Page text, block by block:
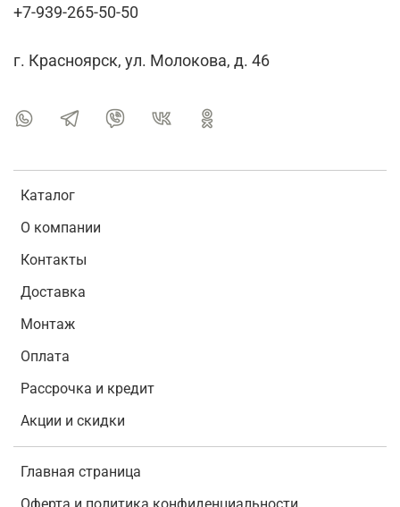
Каталог
О компании
Контакты
Доставка
Монтаж
Оплата
Рассрочка и кредит
Акции и скидки
Главная страница
Оферта и политика конфиденциальности
+7-939-265-50-50
г. Красноярск, ул. Молокова, д. 46